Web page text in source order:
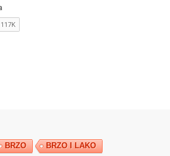
BRZO BRZO I LAKO